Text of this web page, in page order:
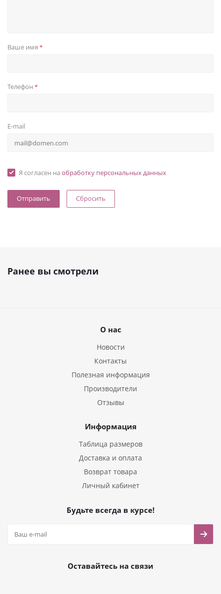
Ваше имя *
Телефон *
E-mail
Я согласен на обработку персональных данных
Сбросить
Ранее вы смотрели
О нас
Новости
Контакты
Полезная информация
Производители
Отзывы
Информация
Таблица размеров
Доставка и оплата
Возврат товара
Личный кабинет
Будьте всегда в курсе!
Оставайтесь на связи